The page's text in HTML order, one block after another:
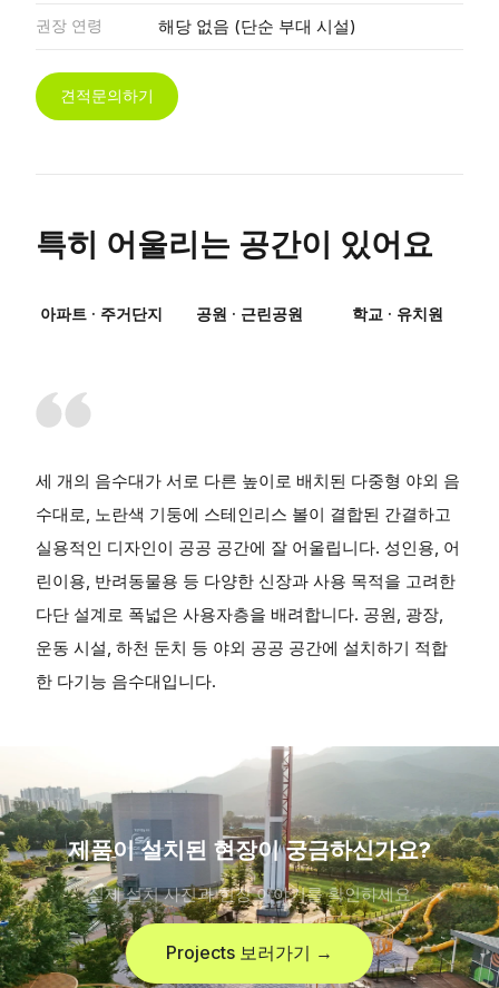
권장 연령 해당 없음 (단순 부대 시설)
견적문의하기
특히 어울리는 공간이 있어요
아파트 · 주거단지 공원 · 근린공원 학교 · 유치원
세 개의 음수대가 서로 다른 높이로 배치된 다중형 야외 음
수대로, 노란색 기둥에 스테인리스 볼이 결합된 간결하고
실용적인 디자인이 공공 공간에 잘 어울립니다. 성인용, 어
린이용, 반려동물용 등 다양한 신장과 사용 목적을 고려한
다단 설계로 폭넓은 사용자층을 배려합니다. 공원, 광장,
운동 시설, 하천 둔치 등 야외 공공 공간에 설치하기 적합
한 다기능 음수대입니다.
제품이 설치된 현장이 궁금하신가요?
실제 설치 사진과 현장 이야기를 확인하세요
Projects 보러가기 →